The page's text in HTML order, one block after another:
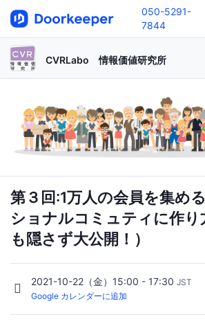
050-5291-
7844
CVRLabo 情報価値研究所
第３回:1万人の会員を集め
ショナルコミュティに作り
も隠さず大公開！）
2021-10-22（金）15:00 - 17:30 JST
Google カレンダーに追加